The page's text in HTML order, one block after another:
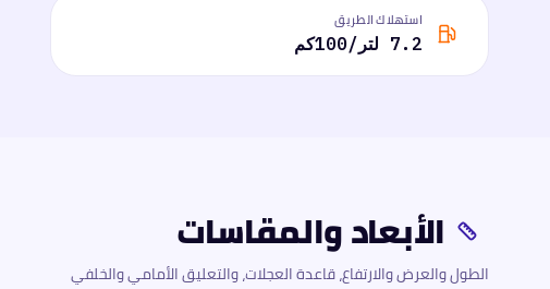
استهلاك الطريق
7.2 لتر/100كم
الأبعاد والمقاسات
الطول والعرض والارتفاع، قاعدة العجلات، والتعليق الأمامي والخلفي